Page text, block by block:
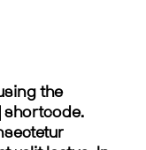
the
shortcode.